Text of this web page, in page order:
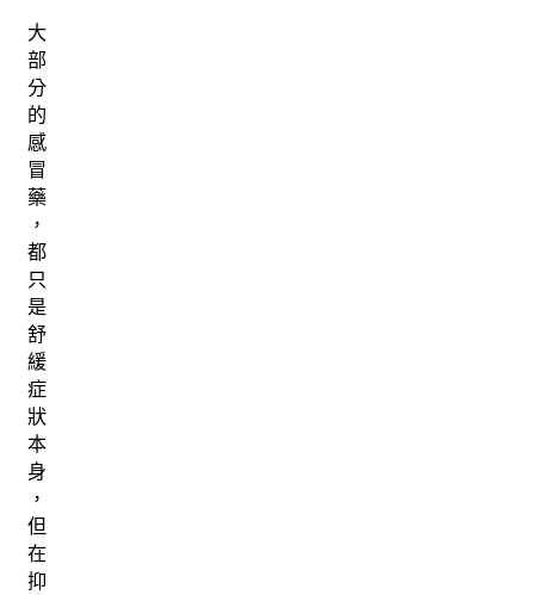
大
部
分
的
感
冒
藥
，
都
只
是
舒
緩
症
狀
本
身
，
但
在
抑